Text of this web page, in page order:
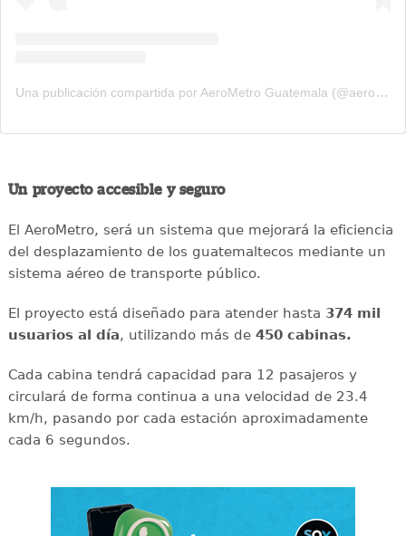
Una publicación compartida por AeroMetro Guatemala (@aerometrogt)
Un proyecto accesible y seguro
El AeroMetro, será un sistema que mejorará la eficiencia
del desplazamiento de los guatemaltecos mediante un
sistema aéreo de transporte público.
El proyecto está diseñado para atender hasta 374 mil
usuarios al día, utilizando más de 450 cabinas.
Cada cabina tendrá capacidad para 12 pasajeros y
circulará de forma continua a una velocidad de 23.4
km/h, pasando por cada estación aproximadamente
cada 6 segundos.